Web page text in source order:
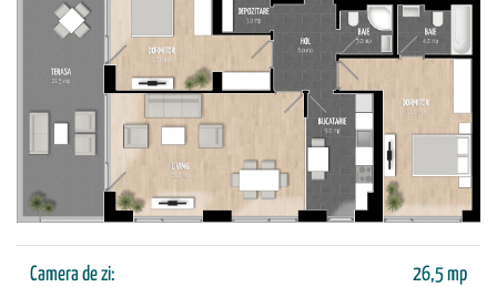
Camera de zi: 26,5 mp